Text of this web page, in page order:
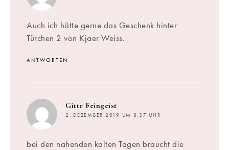
Auch ich hätte gerne das Geschenk hinter
Türchen 2 von Kjaer Weiss.
ANTWORTEN
Gitte Feingeist
2. DEZEMBER 2019 UM 8:37 UHR
bei den nahenden kalten Tagen braucht die